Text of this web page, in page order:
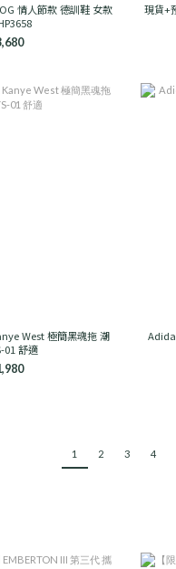
情人節款 德訓鞋 女款
現貨+
West 極簡黑魂拖 潮
01 舒適
1 2 3 4